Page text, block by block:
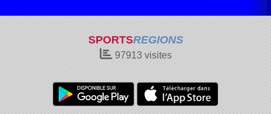
SPORTSREGIONS
97913visites